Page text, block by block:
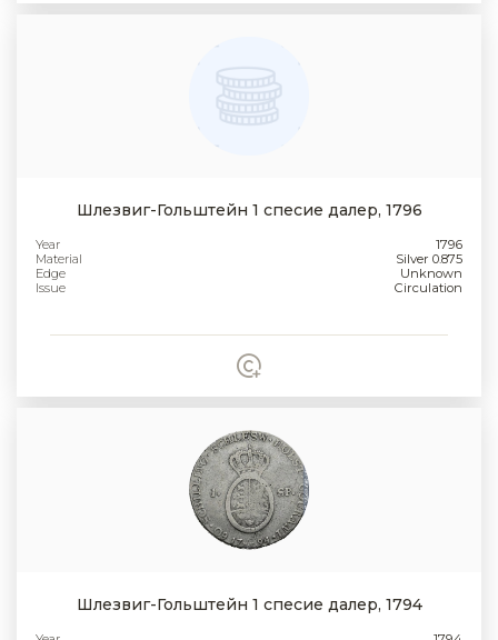
Шлезвиг-Гольштейн 1 спесие далер, 1796
Year
1796
Material
Silver 0.875
Edge
Unknown
Issue
Circulation
Шлезвиг-Гольштейн 1 спесие далер, 1794